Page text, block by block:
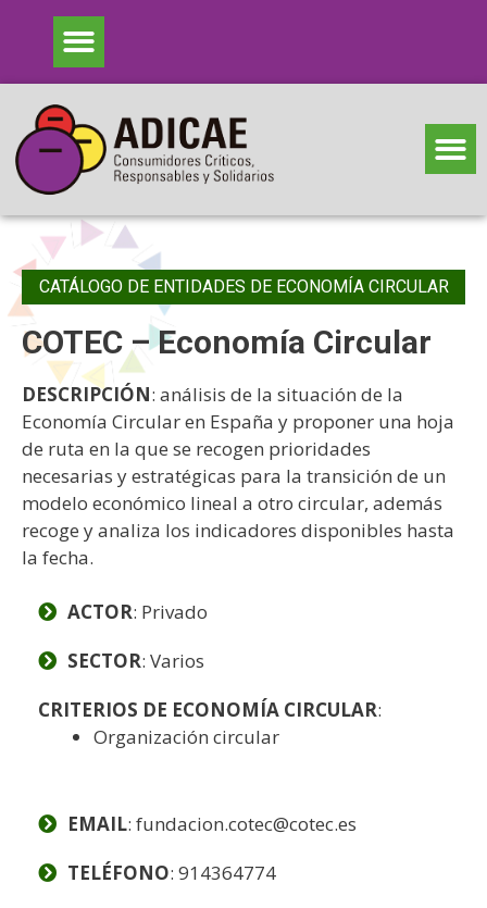
CATÁLOGO DE ENTIDADES DE ECONOMÍA CIRCULAR
COTEC – Economía Circular
DESCRIPCIÓN: análisis de la situación de la
Economía Circular en España y proponer una hoja
de ruta en la que se recogen prioridades
necesarias y estratégicas para la transición de un
modelo económico lineal a otro circular, además
recoge y analiza los indicadores disponibles hasta
la fecha.
ACTOR: Privado
SECTOR: Varios
CRITERIOS DE ECONOMÍA CIRCULAR:
Organización circular
EMAIL: fundacion.cotec@cotec.es
TELÉFONO: 914364774